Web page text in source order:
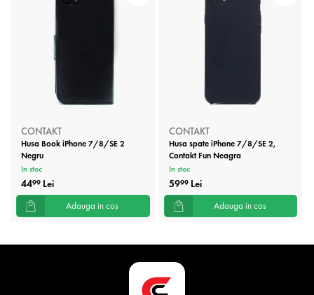
CONTAKT
Husa Book iPhone 7/8/SE 2
Negru
In stoc
4499 Lei
Adauga in cos
CONTAKT
Husa spate iPhone 7/8/SE 2,
Contakt Fun Neagra
In stoc
5999Lei
Adauga in cos